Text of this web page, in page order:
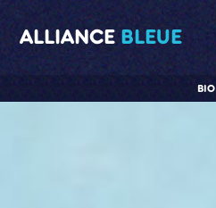
ALLIANCE BLEUE
BIO